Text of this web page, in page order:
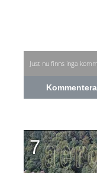
Just nu finns inga
7